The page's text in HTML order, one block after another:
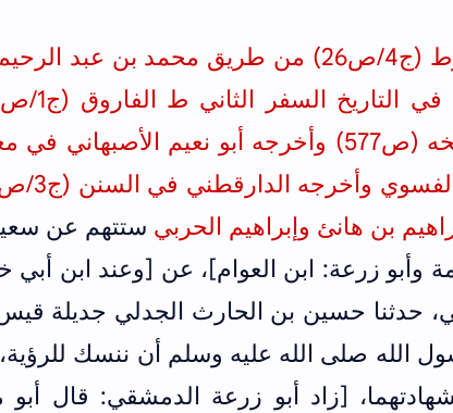
ص26)
من طريق محمد بن عبد
(ص577) وأخرجه أبو نعيم الأصبهاني في
وأخرجه الدارقطني في السنن (ج3/ص
بن هانئ وإبراهيم الحربي ستتهم عن
وأبو زرعة: ابن العوام]، عن [وعند ابن أبي
حدثنا حسين بن الحارث الجدلي جديلة
الله صلى الله عليه وسلم أن ننسك
[زاد أبو زرعة الدمشقي: قال أبو